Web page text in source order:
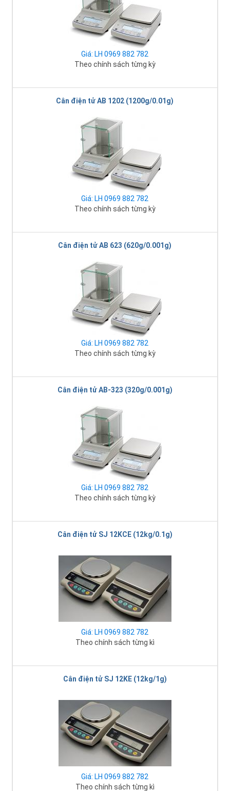
Giá: LH 0969 882 782
Theo chính sách từng kỳ
Cân điện tử AB 1202 (1200g/0.01g)
Giá: LH 0969 882 782
Theo chính sách từng kỳ
Cân điện tử AB 623 (620g/0.001g)
Giá: LH 0969 882 782
Theo chính sách từng kỳ
Cân điện tử AB-323 (320g/0.001g)
Giá: LH 0969 882 782
Theo chính sách từng kỳ
Cân điện tử SJ 12KCE (12kg/0.1g)
Giá: LH 0969 882 782
Theo chính sách từng kì
Cân điện tử SJ 12KE (12kg/1g)
Giá: LH 0969 882 782
Theo chính sách từng kì